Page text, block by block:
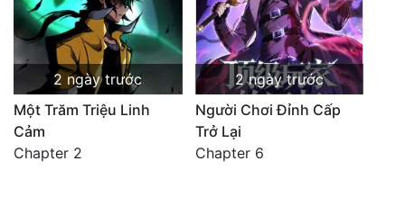
2 ngày trước
Một Trăm Triệu Linh
Cảm
Chapter 2
2 ngày trước
Người Chơi Đỉnh Cấp
Trở Lại
Chapter 6